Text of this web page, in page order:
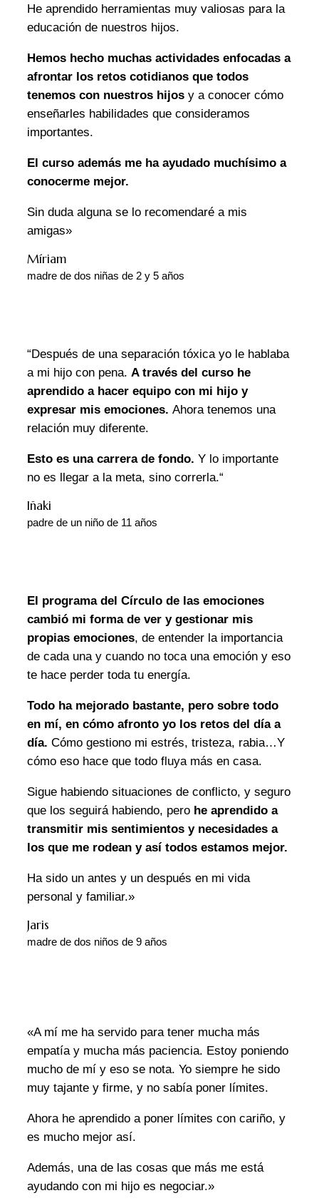
He aprendido herramientas muy valiosas para la
educación de nuestros hijos.
Hemos hecho muchas actividades enfocadas a
afrontar los retos cotidianos que todos
tenemos con nuestros hijos y a conocer cómo
enseñarles habilidades que consideramos
importantes.
El curso además me ha ayudado muchísimo a
conocerme mejor.
Sin duda alguna se lo recomendaré a mis
amigas»
Míriam
madre de dos niñas de 2 y 5 años
“Después de una separación tóxica yo le hablaba
a mi hijo con pena. A través del curso he
aprendido a hacer equipo con mi hijo y
expresar mis emociones. Ahora tenemos una
relación muy diferente.
Esto es una carrera de fondo. Y lo importante
no es llegar a la meta, sino correrla.“
Iñaki
padre de un niño de 11 años
El programa del Círculo de las emociones
cambió mi forma de ver y gestionar mis
propias emociones, de entender la importancia
de cada una y cuando no toca una emoción y eso
te hace perder toda tu energía.
Todo ha mejorado bastante, pero sobre todo
en mí, en cómo afronto yo los retos del día a
día. Cómo gestiono mi estrés, tristeza, rabia…Y
cómo eso hace que todo fluya más en casa.
Sigue habiendo situaciones de conflicto, y seguro
que los seguirá habiendo, pero he aprendido a
transmitir mis sentimientos y necesidades a
los que me rodean y así todos estamos mejor.
Ha sido un antes y un después en mi vida
personal y familiar.»
Jaris
madre de dos niños de 9 años
«A mí me ha servido para tener mucha más
empatía y mucha más paciencia. Estoy poniendo
mucho de mí y eso se nota. Yo siempre he sido
muy tajante y firme, y no sabía poner límites.
Ahora he aprendido a poner límites con cariño, y
es mucho mejor así.
Además, una de las cosas que más me está
ayudando con mi hijo es negociar.»